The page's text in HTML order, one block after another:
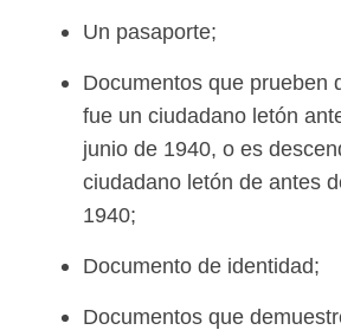
Un pasaporte;
Documentos que prueben
fue un ciudadano letón
junio de 1940, o es
ciudadano letón de antes
1940;
Documento de identidad;
Documentos que